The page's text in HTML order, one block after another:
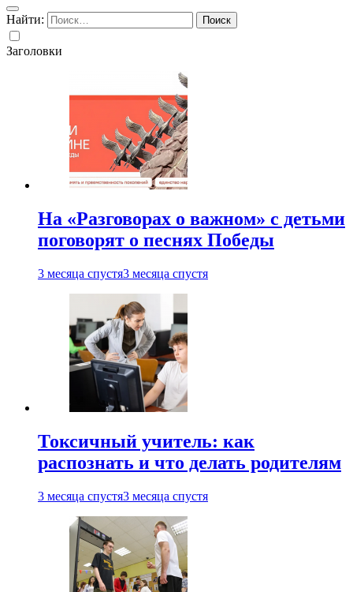
Найти:
Заголовки
На «Разговорах о важном» с детьми
поговорят о песнях Победы
3 месяца спустя3 месяца спустя
Токсичный учитель: как
распознать и что делать родителям
3 месяца спустя3 месяца спустя